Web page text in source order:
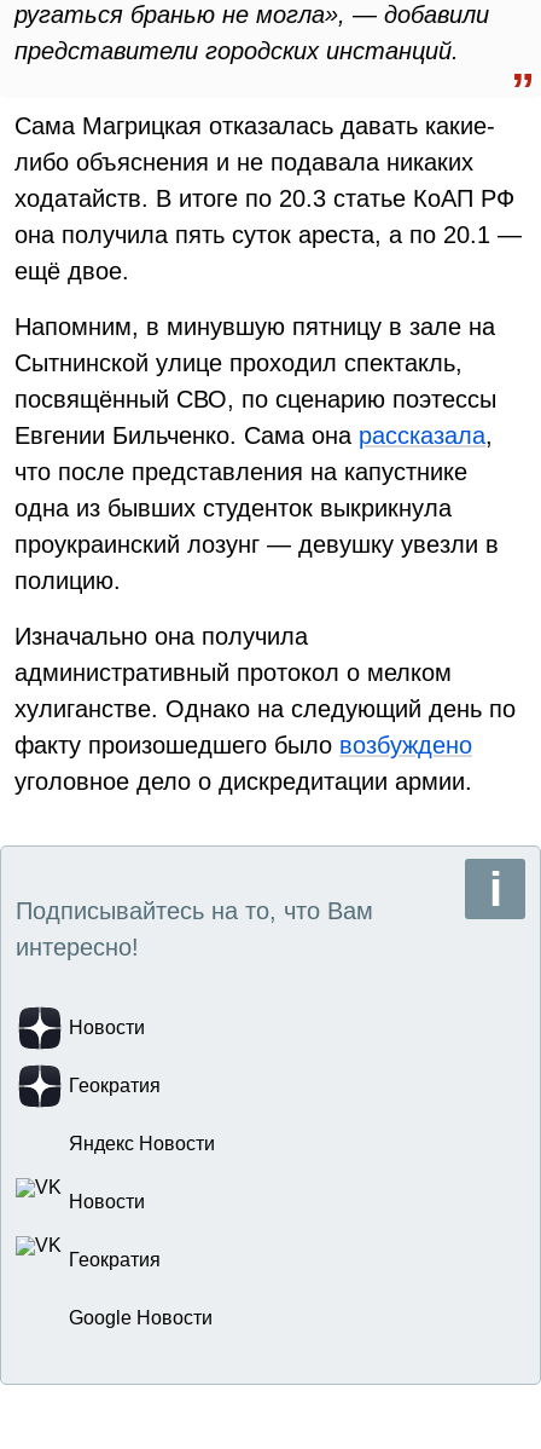
ругаться бранью не могла», — добавили
представители городских инстанций.
Сама Магрицкая отказалась давать какие-
либо объяснения и не подавала никаких
ходатайств. В итоге по 20.3 статье КоАП РФ
она получила пять суток ареста, а по 20.1 —
ещё двое.
Напомним, в минувшую пятницу в зале на
Сытнинской улице проходил спектакль,
посвящённый СВО, по сценарию поэтессы
Евгении Бильченко. Сама она рассказала,
что после представления на капустнике
одна из бывших студенток выкрикнула
проукраинский лозунг — девушку увезли в
полицию.
Изначально она получила
административный протокол о мелком
хулиганстве. Однако на следующий день по
факту произошедшего было возбуждено
уголовное дело о дискредитации армии.
Подписывайтесь на то, что Вам
интересно!
Новости
Геократия
Яндекс Новости
Новости
Геократия
Google Новости